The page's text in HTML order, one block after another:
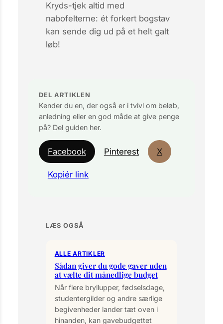
Kryds-tjek altid med
nabofelterne: ét forkert bogstav
kan sende dig ud på et helt galt
løb!
DEL ARTIKLEN
Kender du en, der også er i tvivl om beløb,
anledning eller en god måde at give penge
på? Del guiden her.
Facebook Pinterest X
Kopiér link
LÆS OGSÅ
ALLE ARTIKLER
Sådan giver du gode gaver uden
at vælte dit månedlige budget
Når flere bryllupper, fødselsdage,
studentergilder og andre særlige
begivenheder lander tæt oven i
hinanden, kan gavebudgettet